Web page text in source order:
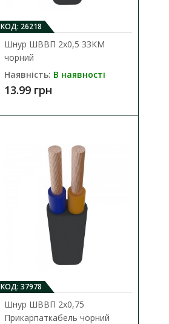
В порівняння
В закладки
ДО КОШИКА
В порівняння
В закладки
КОД: 26218
Шнур ШВВП 2х0,5 ЗЗКМ
чорний
Наявність: В наявності
13.99 грн
КОД: 37978
Шнур ШВВП 2х0,75
Прикарпаткабель чорний